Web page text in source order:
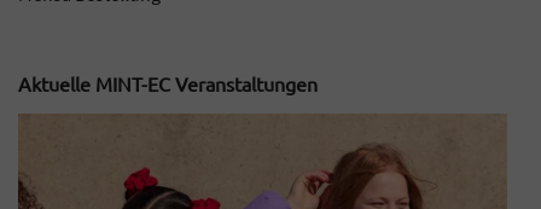
Aktuelle MINT-EC Veranstaltungen